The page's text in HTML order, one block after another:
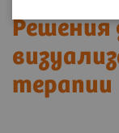
Решения
терапии